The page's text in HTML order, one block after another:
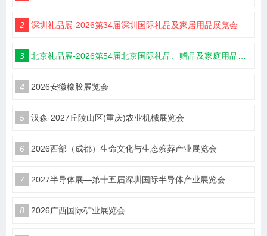
2 深圳礼品展-2026第34届深圳国际礼品及家居用品展览会
3 北京礼品展-2026第54届北京国际礼品、赠品及家庭用品展览会
4 2026安徽橡胶展览会
5 汉森·2027丘陵山区(重庆)农业机械展览会
6 2026西部（成都）生命文化与生态殡葬产业展览会
7 2027半导体展—第十五届深圳国际半导体产业展览会
8 2026广西国际矿业展览会